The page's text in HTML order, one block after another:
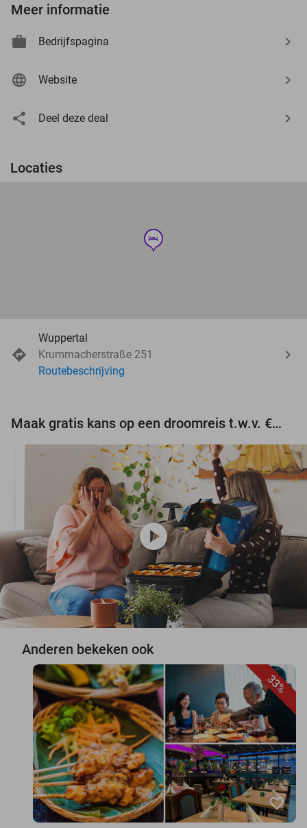
Meer informatie
Bedrijfspagina
Website
Deel deze deal
Locaties
hotel
Wuppertal
Krummacherstraße 251
Routebeschrijving
Maak gratis kans op een droomreis t.w.v. €3.000!
play_circle
Anderen bekeken ook
33%
favorite_border